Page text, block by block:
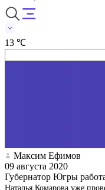
13 ℃
Максим Ефимов
09 августа 2020
Губернатор Югры
Наталья Комарова уже